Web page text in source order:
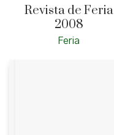
Revista de Feria
2008
Feria